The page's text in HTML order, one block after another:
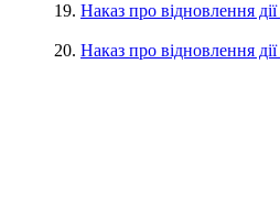
19. Наказ про відновлення
20. Наказ про відновлення